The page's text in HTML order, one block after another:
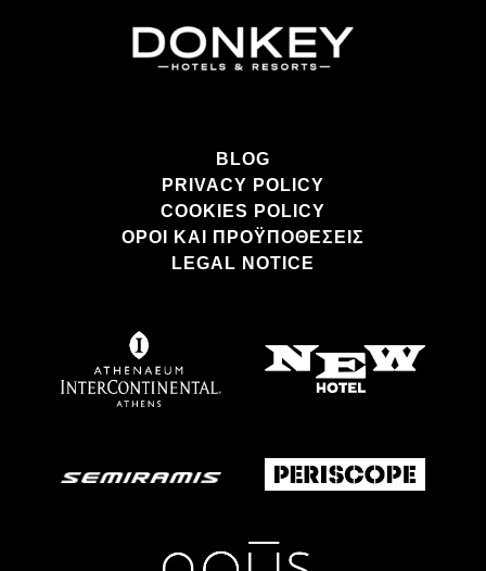
BLOG
PRIVACY POLICY
COOKIES POLICY
ΌΡΟΙ ΚΑΙ ΠΡΟΫΠΟΘΈΣΕΙΣ
LEGAL NOTICE